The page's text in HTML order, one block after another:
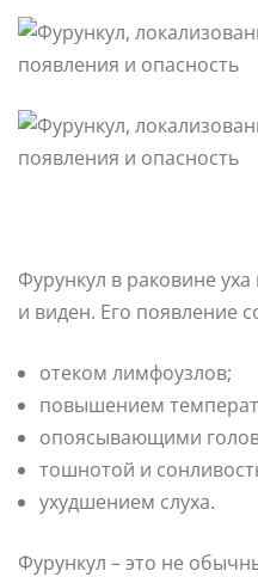
Фурункул в раковине
и виден. Его появление
отеком лимфоузлов;
повышением
опоясывающими
тошнотой и
ухудшением слуха.
Фурункул – это не